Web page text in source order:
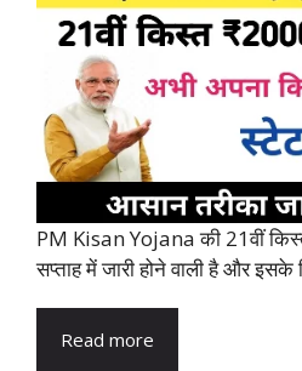
PM Kisan Yojana की 21वीं
सप्ताह में जारी होने वाली है और इसके
Read more